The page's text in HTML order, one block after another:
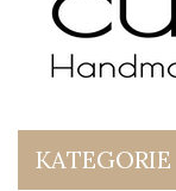
KATEGORIE